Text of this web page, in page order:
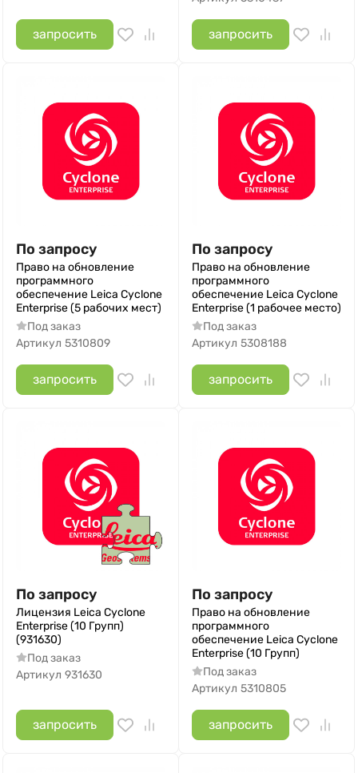
запросить запросить
По запросу
Право на обновление
программного
обеспечение Leica Cyclone
Enterprise (5 рабочих мест)
Под заказ
Артикул 5310809
запросить
По запросу
Право на обновление
программного
обеспечение Leica Cyclone
Enterprise (1 рабочее место)
Под заказ
Артикул 5308188
запросить
По запросу
Лицензия Leica Cyclone
Enterprise (10 Групп)
(931630)
Под заказ
Артикул 931630
запросить
По запросу
Право на обновление
программного
обеспечение Leica Cyclone
Enterprise (10 Групп)
Под заказ
Артикул 5310805
запросить